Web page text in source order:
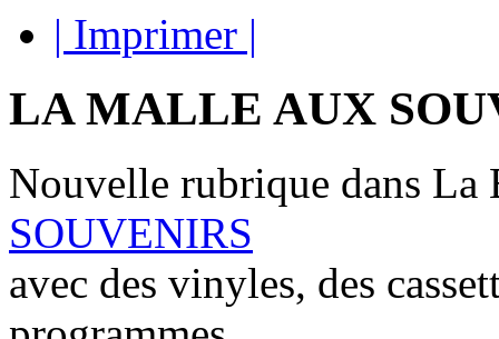
| Imprimer |
LA MALLE AUX
Nouvelle rubrique dans
SOUVENIRS
avec des vinyles, des